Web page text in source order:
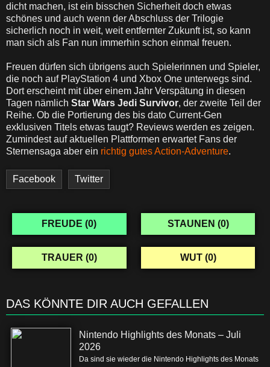
dicht machen, ist ein bisschen Sicherheit doch etwas
schönes und auch wenn der Abschluss der Trilogie
sicherlich noch in weit, weit entfernter Zukunft ist, so kann
man sich als Fan nun immerhin schon einmal freuen.
Freuen dürfen sich übrigens auch Spielerinnen und Spieler,
die noch auf PlayStation 4 und Xbox One unterwegs sind.
Dort erscheint mit über einem Jahr Verspätung in diesen
Tagen nämlich Star Wars Jedi Survivor, der zweite Teil der
Reihe. Ob die Portierung des bis dato Current-Gen
exklusiven Titels etwas taugt? Reviews werden es zeigen.
Zumindest auf aktuellen Plattformen erwartet Fans der
Sternensaga aber ein richtig gutes Action-Adventure.
Facebook Twitter
FREUDE (0) STAUNEN (0)
TRAUER (0) WUT (0)
DAS KÖNNTE DIR AUCH GEFALLEN
Nintendo Highlights des Monats – Juli
2026
Da sind sie wieder die Nintendo Highlights des Monats